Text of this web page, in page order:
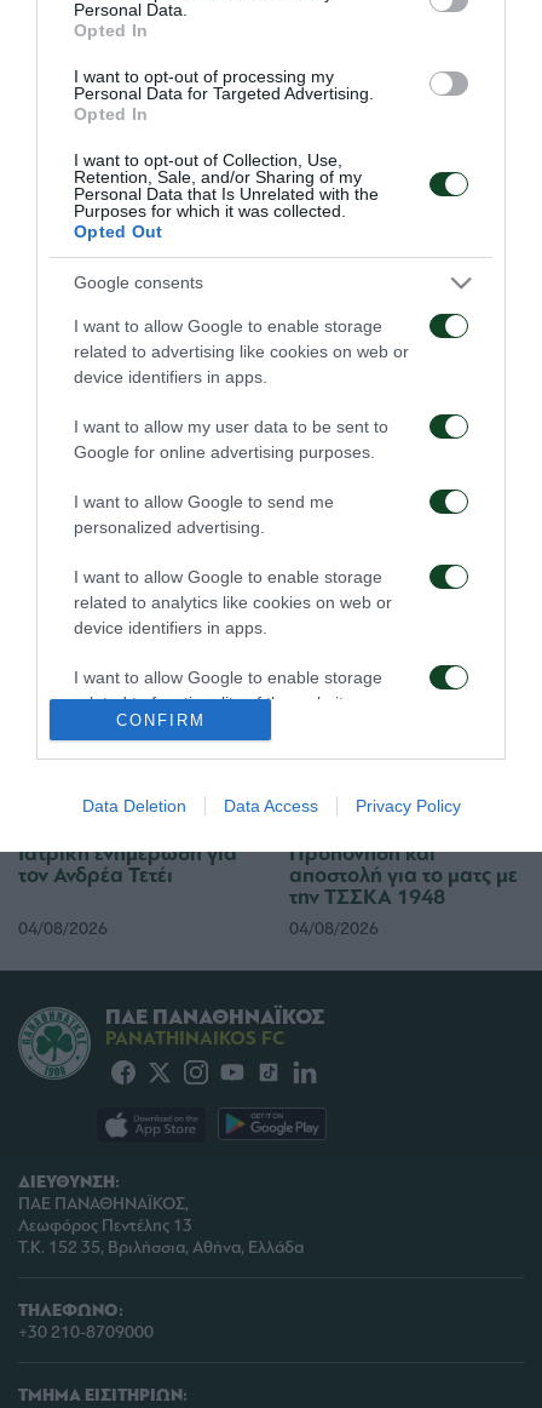
Personal Data.
Opted In
I want to opt-out of processing my
Personal Data for Targeted Advertising.
Opted In
I want to opt-out of Collection, Use,
Retention, Sale, and/or Sharing of my
Personal Data that Is Unrelated with the
Purposes for which it was collected.
Opted Out
Google consents
I want to allow Google to enable storage
related to advertising like cookies on web or
device identifiers in apps.
I want to allow my user data to be sent to
Google for online advertising purposes.
I want to allow Google to send me
personalized advertising.
I want to allow Google to enable storage
related to analytics like cookies on web or
device identifiers in apps.
I want to allow Google to enable storage
related to functionality of the website or app.
related to security, including authentication
functionality and fraud prevention, and other
CONFIRM
Data Deletion Data Access Privacy Policy
ΑΓΩΝΙΣΤΙΚΑ
Τακτική και κυκλοφορία
08/08/2026
Πρώτη προπόνηση για
06/08/2026
Για την πρόκριση στη
Σόφια
Η ευρωπαϊκή λίστα για
τα παιχνίδια με την
ΤΣΣΚΑ 1948
Ιατρική ενημέρωση για
τον Ανδρέα Τετέι
04/08/2026
Προπόνηση και
αποστολή για το ματς με
την ΤΣΣΚΑ 1948
04/08/2026
ΔΙΕΥΘΥΝΣΗ:
ΠΑΕ ΠΑΝΑΘΗΝΑΪΚΟΣ,
Λεωφόρος Πεντέλης 13
Τ.Κ. 152 35, Βριλήσσια, Αθήνα, Ελλάδα
ΤΗΛΕΦΩΝΟ:
+30 210-8709000
ΤΜΗΜΑ ΕΙΣΙΤΗΡΙΩΝ:
ΠΑΕ ΠΑΝΑΘΗΝΑΪΚΟΣ
PANATHINAIKOS FC